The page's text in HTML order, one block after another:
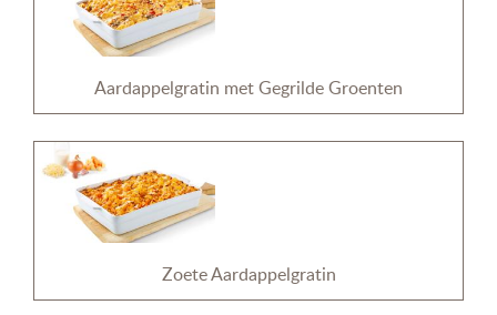
Aardappelgratin met Gegrilde Groenten
Zoete Aardappelgratin